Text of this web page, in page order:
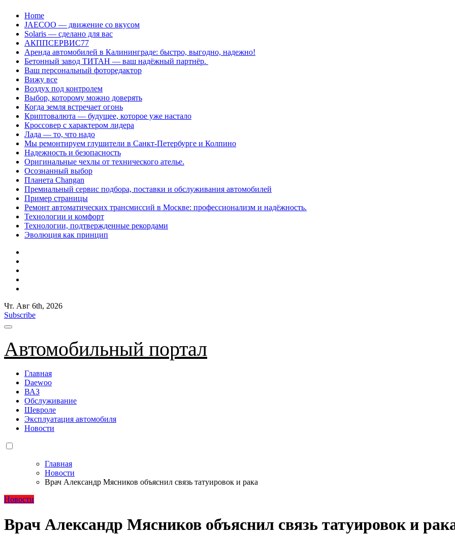
Перейти
содержанию
Home
JAECOO — движение со вкусом
Solaris — сделано для вас
АКППСЕРВИС77
Аренда автомобилей в Калининграде: быстро, выгодно, надежно!
Бетонный завод ТИТАН — ваш надёжный партнёр.
Ваш персональный фоторедактор
Вижу все
Воздух под контролем
Выбор, которому можно доверять
Когда земля встречает огонь
Криптовалюта — будущее, которое уже настало
Кроссовер с характером лидера
Лада — то, что надо
Мы ремонтируем глушители в Санкт-Петербурге и Колпино
Надежность и безопасность
Оригинальные чехлы от технического ателье.
Осознанный выбор
Планета Changan
Премиальный сервис подбора, поставки и обслуживания автомобилей
Пример страницы
Ремонт автоматических трансмиссий в Москве: профессионализм и надёжность.
Технологии и комфорт
Технологии, подтвержденные рекордами
Эволюция как принцип
Чт. Авг 6th, 2026
Subscribe
Автомобильный портал
Главная
Daewoo
ВАЗ
Обслуживание
Шевроле
Эксплуатация автомобиля
Новости
Главная
Новости
Врач Александр Мясников объяснил связь татуировок и рака
Новости
Врач Александр Мясников объяснил связь татуировок и